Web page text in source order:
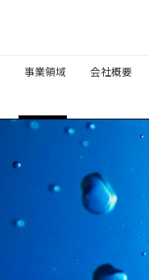
プレスルーム
株式会社ナカシマテク
株式会社ウォーター
株式会社ウォーター
安藤建設株式会社
事業領域 会社概要